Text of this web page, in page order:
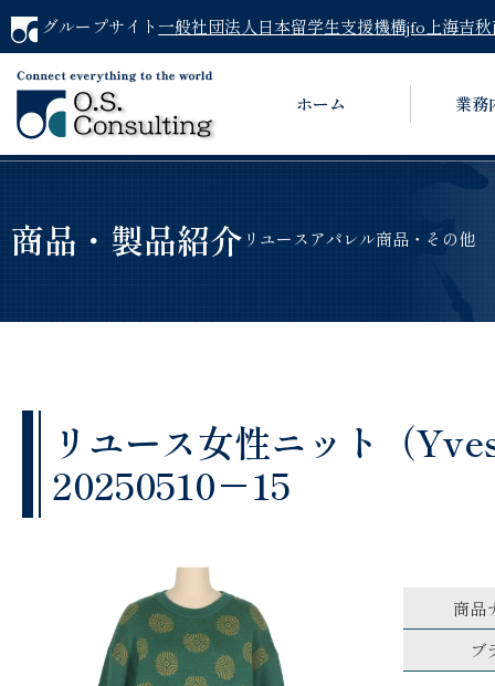
グループサイト 一般社団法人日本留学生支援機構jfo 上海吉
ホーム 業務
商品・製品紹介 リユースアパレル商品・その他
リユース女性ニット（
20250510－15
商品
ブ